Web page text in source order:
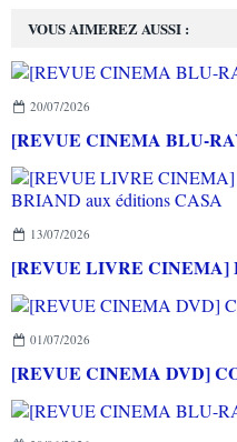
VOUS AIMEREZ AUSSI :
20/07/2026
[REVUE CINEMA BLU-
13/07/2026
01/07/2026
[REVUE CINEMA DVD]